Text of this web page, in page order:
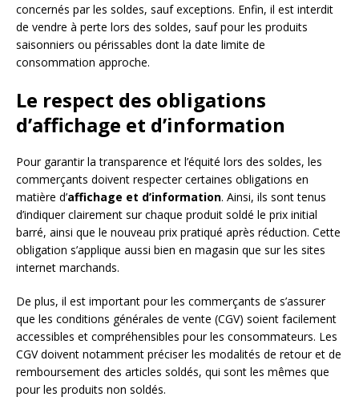
concernés par les soldes, sauf exceptions. Enfin, il est interdit
de vendre à perte lors des soldes, sauf pour les produits
saisonniers ou périssables dont la date limite de
consommation approche.
Le respect des obligations
d’affichage et d’information
Pour garantir la transparence et l’équité lors des soldes, les
commerçants doivent respecter certaines obligations en
matière d’affichage et d’information. Ainsi, ils sont tenus
d’indiquer clairement sur chaque produit soldé le prix initial
barré, ainsi que le nouveau prix pratiqué après réduction. Cette
obligation s’applique aussi bien en magasin que sur les sites
internet marchands.
De plus, il est important pour les commerçants de s’assurer
que les conditions générales de vente (CGV) soient facilement
accessibles et compréhensibles pour les consommateurs. Les
CGV doivent notamment préciser les modalités de retour et de
remboursement des articles soldés, qui sont les mêmes que
pour les produits non soldés.